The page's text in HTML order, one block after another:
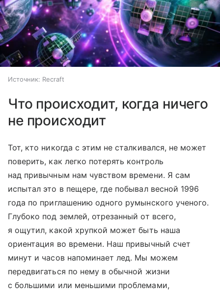
Источник: Recraft
Что происходит, когда ничего
не происходит
Тот, кто никогда с этим не сталкивался, не может
поверить, как легко потерять контроль
над привычным нам чувством времени. Я сам
испытал это в пещере, где побывал весной 1996
года по приглашению одного румынского ученого.
Глубоко под землей, отрезанный от всего,
я ощутил, какой хрупкой может быть наша
ориентация во времени. Наш привычный счет
минут и часов напоминает лед. Мы можем
передвигаться по нему в обычной жизни
с большими или меньшими проблемами,